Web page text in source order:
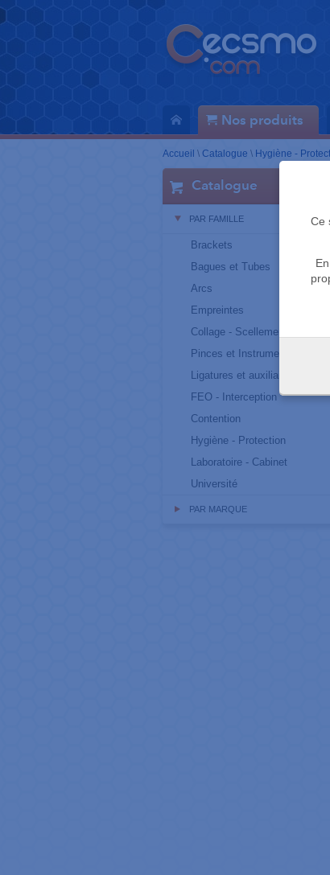
Nos produits
Ce
Accueil \ Catalogue \ Hygiène -
Catalogue
PAR FAMILLE
Brackets
Bagues et Tubes
Arcs
Empreintes
Collage - Scellement
Pinces et Instruments
Ligatures et auxiliaires
FEO - Interception
Contention
Hygiène - Protection
Laboratoire - Cabinet
Université
PAR MARQUE